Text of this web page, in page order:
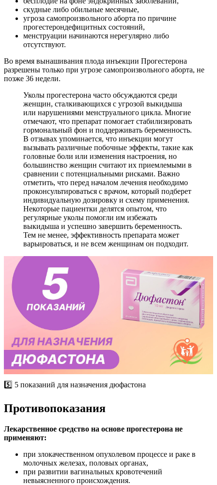
скудные либо обильные месячные,
угроза самопроизвольного аборта по причине
прогестерондефицитных состояний,
менструации начинаются нерегулярно либо
отсутствуют.
Во время вынашивания плода инъекции Прогестерона
разрешены только при угрозе самопроизвольного аборта, не
позже 36 недели.
Уколы прогестерона часто обсуждаются среди
женщин, сталкивающихся с угрозой выкидыша
или нарушениями менструального цикла. Многие
отмечают, что препарат помогает стабилизировать
гормональный фон и поддерживать беременность.
В отзывах упоминается, что инъекции могут
вызывать различные побочные эффекты, такие как
головные боли или изменения настроения, но
большинство женщин считают их приемлемыми в
сравнении с потенциальными рисками. Важно
отметить, что перед началом лечения необходимо
проконсультироваться с врачом, который подберет
индивидуальную дозировку и схему применения.
Некоторые пациентки делятся опытом, что
регулярные уколы помогли им избежать
выкидыша и успешно завершить беременность.
Тем не менее, эффективность препарата может
варьироваться, и не всем женщинам он подходит.
5️⃣ 5 показаний для назначения дюфастона
Противопоказания
Лекарственное средство на основе прогестерона не
применяют:
при злокачественном опухолевом процессе и раке в
молочных железах, половых органах,
при развитии вагинальных кровотечений
невыясненного происхождения.